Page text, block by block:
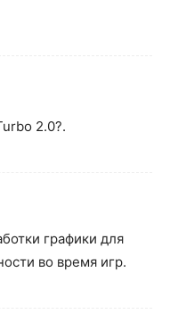
2.0?.
графики для
во время игр.